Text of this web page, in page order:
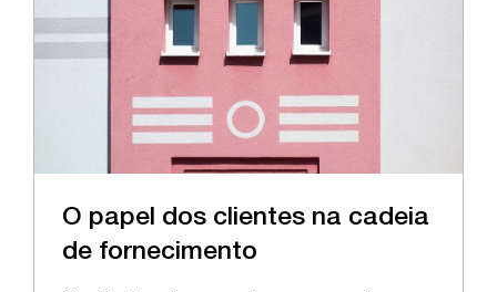
O papel dos clientes na cadeia
de fornecimento